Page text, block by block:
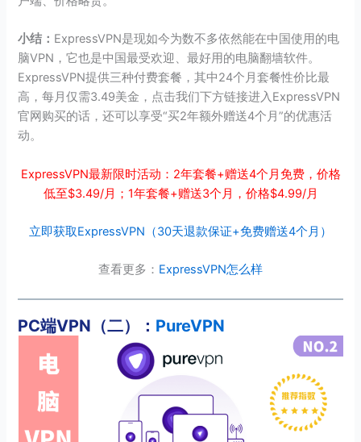
小结： ExpressVPN是现如今为数不多依然能在中国使用的电
脑VPN，它也是中国最受欢迎、最好用的电脑翻墙软件。
ExpressVPN提供三种付费套餐，其中24个月套餐性价比最
高，每月仅需3.49美金，点击我们下方链接进入ExpressVPN
官网购买的话，还可以享受“买2年额外赠送4个月”的优惠活
动。
ExpressVPN最新限时活动：2年套餐+赠送4个月免费，价格
低至$3.49/月；1年套餐+赠送3个月，价格$4.99/月
立即获取ExpressVPN（30天退款保证+免费赠送4个月）
查看更多： ExpressVPN怎么样
PC端VPN（二）： PureVPN